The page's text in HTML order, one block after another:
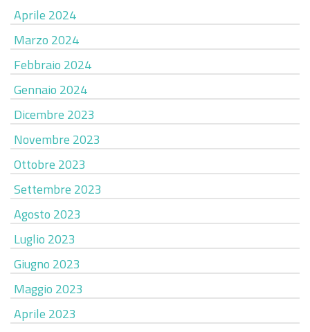
Aprile 2024
Marzo 2024
Febbraio 2024
Gennaio 2024
Dicembre 2023
Novembre 2023
Ottobre 2023
Settembre 2023
Agosto 2023
Luglio 2023
Giugno 2023
Maggio 2023
Aprile 2023